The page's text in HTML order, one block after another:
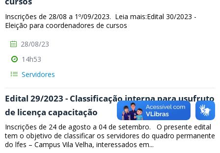
Inscrições de 28/08 a 1º/09/2023. Leia mais:Edital 30/2023 -
Eleição para coordenadores de cursos
28/08/23
14h53
Servidores
Edital 29/2023 - Classificação interna para usufruto
de licença capacitação
Inscrições de 24 de agosto a 04 de setembro. O presente edital
tem o objetivo de classificar os servidores do quadro permanente
do lfes – Campus Vila Velha, interessados em...